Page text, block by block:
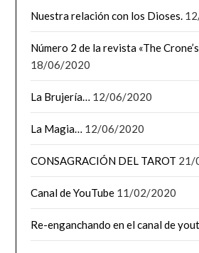
Nuestra relación con los Dioses.
Número 2 de la revista «The
18/06/2020
La Brujería… 12/06/2020
La Magia… 12/06/2020
CONSAGRACIÓN DEL TAROT 21/
Canal de YouTube 11/02/2020
Re-enganchando en el canal de